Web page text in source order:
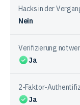
Hacks in der
Nein
Verifizierung
Ja
2-Faktor-
Ja